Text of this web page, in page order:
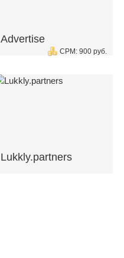
Advertise
CPM: 900 руб.
Lukkly.partners